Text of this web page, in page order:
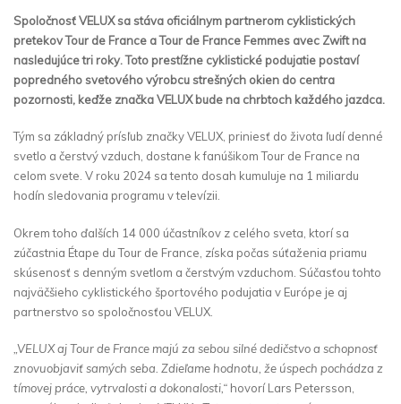
Spoločnosť VELUX sa stáva oficiálnym partnerom cyklistických
pretekov Tour de France a Tour de France Femmes avec Zwift na
nasledujúce tri roky. Toto prestížne cyklistické podujatie postaví
popredného svetového výrobcu strešných okien do centra
pozornosti, keďže značka VELUX bude na chrbtoch každého jazdca.
Tým sa základný prísľub značky VELUX, priniesť do života ľudí denné
svetlo a čerstvý vzduch, dostane k fanúšikom Tour de France na
celom svete. V roku 2024 sa tento dosah kumuluje na 1 miliardu
hodín sledovania programu v televízii.
Okrem toho ďalších 14 000 účastníkov z celého sveta, ktorí sa
zúčastnia Étape du Tour de France, získa počas súťaženia priamu
skúsenosť s denným svetlom a čerstvým vzduchom. Súčasťou tohto
najväčšieho cyklistického športového podujatia v Európe je aj
partnerstvo so spoločnosťou VELUX.
„VELUX aj Tour de France majú za sebou silné dedičstvo a schopnosť
znovuobjaviť samých seba. Zdieľame hodnotu, že úspech pochádza z
tímovej práce, vytrvalosti a dokonalosti,“ hovorí Lars Petersson,